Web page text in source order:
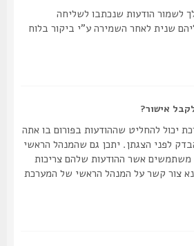
הודעות שנכתבו לשליחה
לאחר השמירה ע"י ביקור בלוח
אישור?
להחליט שההודעות בפורום בו אתה
הצגתן. יתכן גם שהמנהל הראשי
אשר ההודעות שלהם צריכות
קשר על המנהל הראשי של המערכת